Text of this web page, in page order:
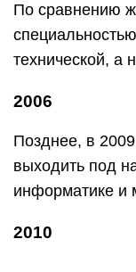
По сравнению
технической, а
2006
Позднее, в 2009
выходить под
информатике и
2010